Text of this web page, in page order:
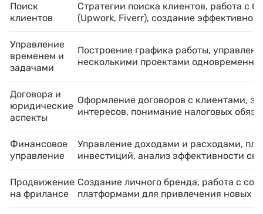
Поиск
клиентов
Стратегии поиска клиентов, работа с
(Upwork, Fiverr), создание
Управление
временем и
задачами
Построение графика работы,
несколькими проектами одновременно.
Договора и
юридические
аспекты
Оформление договоров с клиентами,
интересов, понимание налоговых
Финансовое
управление
Управление доходами и расходами,
инвестиций, анализ эффективности
Продвижение
на фрилансе
Создание личного бренда, работа с
платформами для привлечения новых